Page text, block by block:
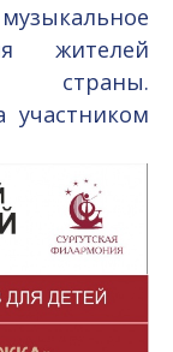
жителей
страны.
участником